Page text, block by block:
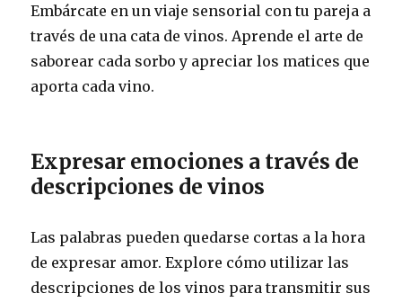
Embárcate en un viaje sensorial con tu pareja a
través de una cata de vinos. Aprende el arte de
saborear cada sorbo y apreciar los matices que
aporta cada vino.
Expresar emociones a través de
descripciones de vinos
Las palabras pueden quedarse cortas a la hora
de expresar amor. Explore cómo utilizar las
descripciones de los vinos para transmitir sus